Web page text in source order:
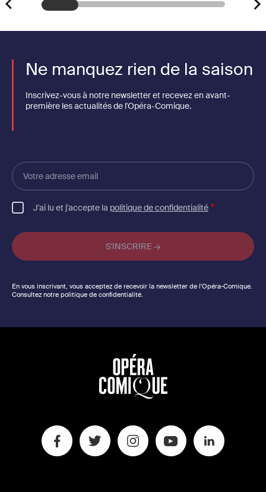
Ne manquez rien de la saison
Inscrivez-vous à notre newsletter et recevez en avant-
première les actualités de l'Opéra-Comique.
Votre
adresse
email
J'ai lu et j'accepte la politique de confidentialité
En vous inscrivant, vous acceptez de recevoir la newsletter de l'Opéra-Comique.
Consultez notre politique de confidentialité.